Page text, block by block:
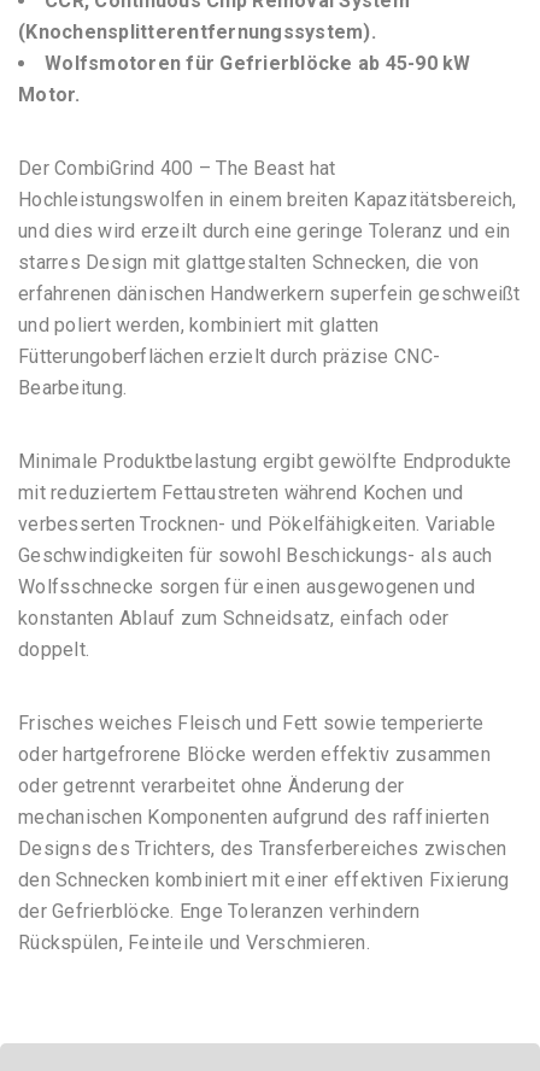
(Knochensplitterentfernungssystem).
Wolfsmotoren für Gefrierblöcke ab 45-90 kW
Motor.
Der CombiGrind 400 – The Beast hat
Hochleistungswolfen in einem breiten Kapazitätsbereich,
unddies wird erzeilt durch eine geringe Toleranz und ein
starres Design mit glattgestalten Schnecken, die von
erfahrenen dänischen Handwerkern superfein geschweißt
und poliert werden, kombiniert mit glatten
Fütterungoberflächen erzielt durch präzise CNC-
Bearbeitung.
Minimale Produktbelastung ergibtgewölfte Endprodukte
mit reduziertem Fettaustreten während Kochen und
verbesserten Trocknen- und Pökelfähigkeiten. Variable
Geschwindigkeiten für sowohl Beschickungs- als auch
Wolfsschnecke sorgen für einen ausgewogenen und
konstanten Ablauf zum Schneidsatz, einfach oder
doppelt.
Frisches weiches Fleisch und Fett sowie temperierte
oder hartgefrorene Blöcke werden effektiv zusammen
oder getrennt verarbeitet ohne Änderung der
mechanischen Komponenten aufgrund des raffinierten
Designs des Trichters, des Transferbereiches zwischen
den Schnecken kombiniert mit einer effektiven Fixierung
der Gefrierblöcke. Enge Toleranzen verhindern
Rückspülen, Feinteile und Verschmieren.